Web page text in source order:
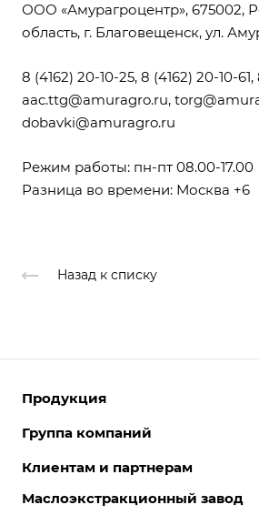
ООО «Амурагроцентр», 675002,
область, г. Благовещенск, ул.
8 (4162) 20-10-25, 8 (4162) 20-10-
aac.ttg@amuragro.ru,
dobavki@amuragro.ru
Режим работы: пн-пт 08.00-17.00
Разница во времени: Москва +6
Назад к списку
Продукция
Белковые продукты
Лецитин соевый
Группа компаний
О компании
История компании
Клиентам и партнерам
Закуп СОИ
Маслоэкстракционный завод